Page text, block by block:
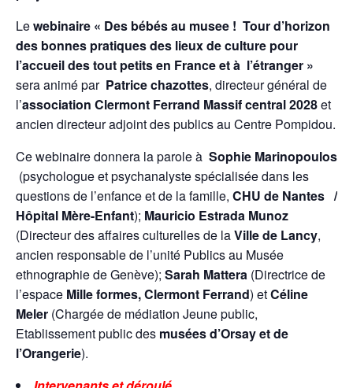
Lewebinaire « Des bébés au musee ! Tour d’horizon
des bonnes pratiques des lieux de culture pour
l’accueil des tout petits en France et à l’étranger »
sera animé par Patrice chazottes, directeur général de
l’association Clermont Ferrand Massif central 2028et
ancien directeur adjoint des publics au Centre Pompidou.
Ce webinaire donnera la parole à Sophie Marinopoulos
(psychologue et psychanalyste spécialisée dans les
questions de l’enfance et de la famille, CHU de Nantes /
Hôpital Mère-Enfant); Mauricio Estrada Munoz
(Directeur des affaires culturelles de laVille de Lancy,
ancien responsable de l’unité Publics au Musée
ethnographie de Genève); Sarah Mattera (Directrice de
l’espace Mille formes, Clermont Ferrand) etCéline
Meler (Chargée de médiation Jeune public,
Etablissement public des musées d’Orsay et de
l’Orangerie).